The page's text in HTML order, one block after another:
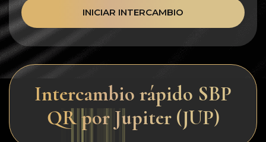
INICIAR INTERCAMBIO
Intercambio rápido SBP
QR por Jupiter (JUP)